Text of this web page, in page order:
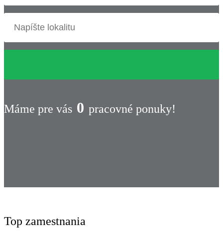
Máme pre vás 0 pracovné ponuky!
Top zamestnania